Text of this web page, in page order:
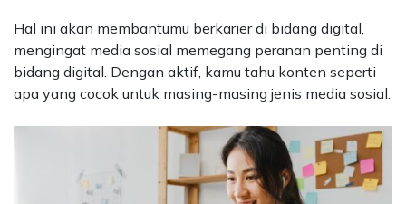
Hal ini akan membantumu berkarier di bidang digital,
mengingat media sosial memegang peranan penting di
bidang digital. Dengan aktif, kamu tahu konten seperti
apa yang cocok untuk masing-masing jenis media sosial.